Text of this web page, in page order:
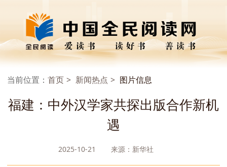
当前位置： 首页 新闻热点 图片信息
福建：中外汉学家共探出版合作新机
遇
2025-10-21 来源：新华社